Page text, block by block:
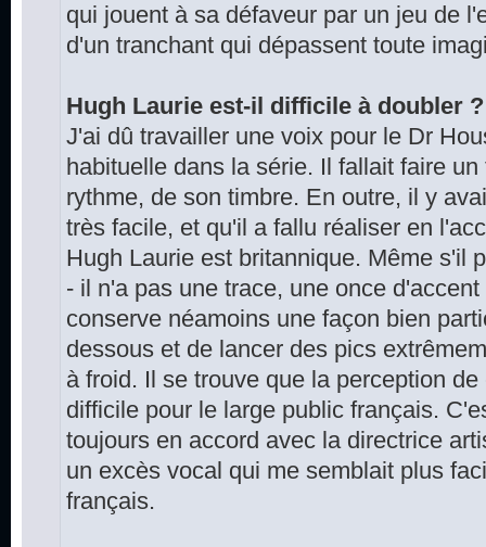
qui jouent à sa défaveur par un jeu de
d'un tranchant qui dépassent toute
Hugh Laurie est-il difficile à doubler ?
J'ai dû travailler une voix pour le Dr
habituelle dans la série. Il fallait faire
rythme, de son timbre. En outre, il y
très facile, et qu'il a fallu réaliser en
Hugh Laurie est britannique. Même s'il
- il n'a pas une trace, une once
conserve néamoins une façon bien
dessous et de lancer des pics
à froid. Il se trouve que la perception
difficile pour le large public français.
toujours en accord avec la directrice
un excès vocal qui me semblait plus
français.